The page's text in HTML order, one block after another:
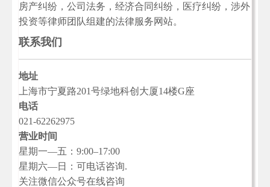
房产纠纷，公司法务，经济合同纠纷，医疗纠纷，涉外
投资等律师团队组建的法律服务网站。
联系我们
地址
上海市宁夏路201号绿地科创大厦14楼G座
电话
021-62262975
营业时间
星期一—五：9:00–17:00
星期六—日：可电话咨询.
关注微信公众号在线咨询